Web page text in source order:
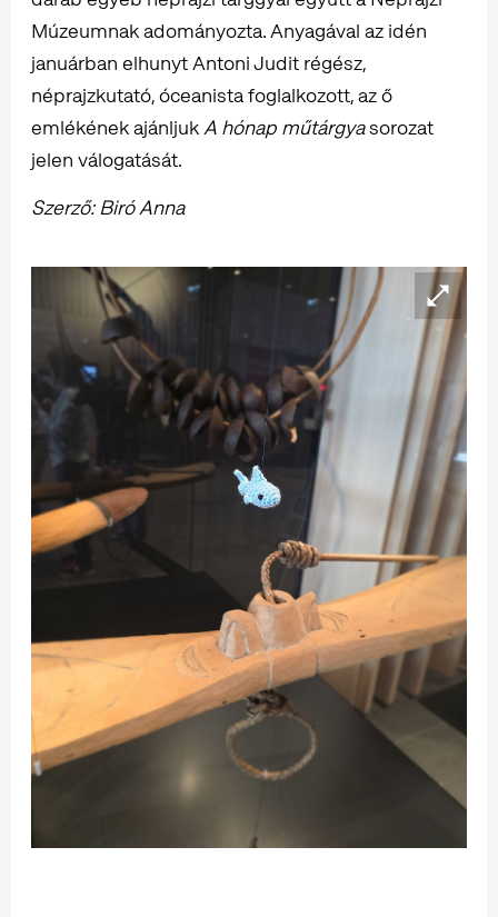
Múzeumnak adományozta. Anyagával az idén
januárban elhunyt Antoni Judit régész,
néprajzkutató, óceanista foglalkozott, az ő
emlékének ajánljukA hónap műtárgyasorozat
jelen válogatását.
Szerző: Biró Anna